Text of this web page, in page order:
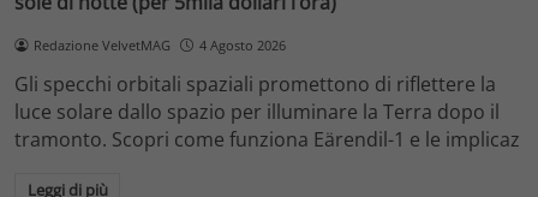
Redazione VelvetMAG 4 Agosto 2026
Gli specchi orbitali spaziali promettono di riflettere la
luce solare dallo spazio per illuminare la Terra dopo il
tramonto. Scopri come funziona Eärendil-1 e le implicaz
Leggi di più